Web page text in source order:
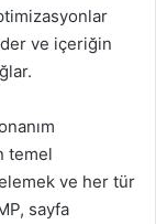
ve içeriğin
temel
ve her tür
sayfa